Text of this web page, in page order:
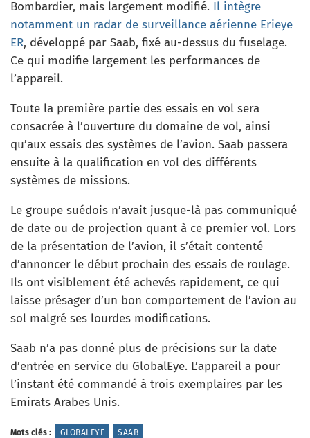
Bombardier, mais largement modifié. Il intègre
notamment un radar de surveillance aérienne Erieye
ER, développé par Saab, fixé au-dessus du fuselage.
Ce qui modifie largement les performances de
l’appareil.
Toute la première partie des essais en vol sera
consacrée à l’ouverture du domaine de vol, ainsi
qu’aux essais des systèmes de l’avion. Saab passera
ensuite à la qualification en vol des différents
systèmes de missions.
Le groupe suédois n’avait jusque-là pas communiqué
de date ou de projection quant à ce premier vol. Lors
de la présentation de l’avion, il s’était contenté
d’annoncer le début prochain des essais de roulage.
Ils ont visiblement été achevés rapidement, ce qui
laisse présager d’un bon comportement de l’avion au
sol malgré ses lourdes modifications.
Saab n’a pas donné plus de précisions sur la date
d’entrée en service du GlobalEye. L’appareil a pour
l’instant été commandé à trois exemplaires par les
Emirats Arabes Unis.
Mots clés : GLOBALEYE SAAB